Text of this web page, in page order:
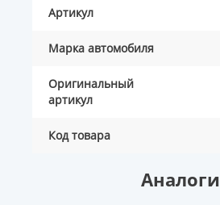
Артикул
Марка автомобиля
Оригинальный
артикул
Код товара
Аналоги